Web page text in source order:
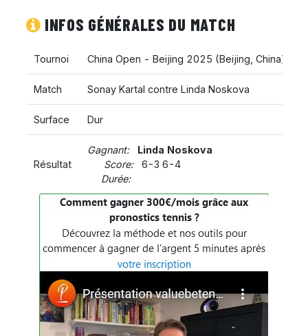
INFOS GÉNÉRALES DU MATCH
Tournoi China Open - Beijing 2025 (Beijing China)
Match Sonay Kartal contre Linda Noskova
Surface Dur
Résultat
Gagnant:
Linda Noskova
Score:6-3 6-4
Durée: